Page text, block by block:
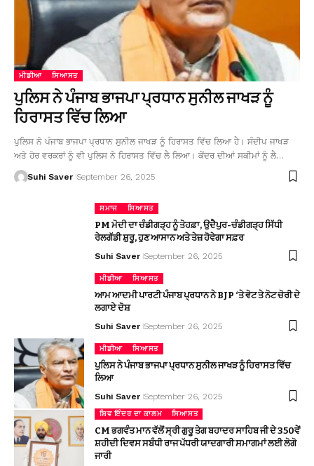
ਮੀਡੀਆ ਸਿਆਸਤ
ਪੁਲਿਸ ਨੇ ਪੰਜਾਬ ਭਾਜਪਾ ਪ੍ਰਧਾਨ ਸੁਨੀਲ ਜਾਖੜ ਨੂੰ
ਹਿਰਾਸਤ ਵਿੱਚ ਲਿਆ
ਪੁਲਿਸ ਨੇ ਪੰਜਾਬ ਭਾਜਪਾ ਪ੍ਰਧਾਨ ਸੁਨੀਲ ਜਾਖੜ ਨੂੰ ਹਿਰਾਸਤ ਵਿੱਚ ਲਿਆ ਹੈ। ਸੰਦੀਪ ਜਾਖੜ
ਅਤੇ ਹੋਰ ਵਰਕਰਾਂ ਨੂੰ ਵੀ ਪੁਲਿਸ ਨੇ ਹਿਰਾਸਤ ਵਿੱਚ ਲੈ ਲਿਆ। ਕੇਂਦਰ ਦੀਆਂ ਸਕੀਮਾਂ ਨੂੰ ਲੈ…
Suhi Saver September 26, 2025
ਸਮਾਜ ਸਿਆਸਤ
PM ਮੋਦੀ ਦਾ ਚੰਡੀਗੜ੍ਹ ਨੂੰ ਤੋਹਫ਼ਾ, ਉਦੈਪੁਰ-ਚੰਡੀਗੜ੍ਹ ਸਿੱਧੀ
ਰੇਲਗੱਡੀ ਸ਼ੁਰੂ, ਹੁਣ ਆਸਾਨ ਅਤੇ ਤੇਜ਼ ਹੋਵੇਗਾ ਸਫ਼ਰ
Suhi Saver September 26, 2025
ਮੀਡੀਆ ਸਿਆਸਤ
ਆਮ ਆਦਮੀ ਪਾਰਟੀ ਪੰਜਾਬ ਪ੍ਰਧਾਨ ਨੇ BJP ‘ਤੇ ਵੋਟ ਤੇ ਨੋਟ ਚੋਰੀ ਦੇ
ਲਗਾਏ ਦੋਸ਼
Suhi Saver September 26, 2025
ਮੀਡੀਆ ਸਿਆਸਤ
ਪੁਲਿਸ ਨੇ ਪੰਜਾਬ ਭਾਜਪਾ ਪ੍ਰਧਾਨ ਸੁਨੀਲ ਜਾਖੜ ਨੂੰ ਹਿਰਾਸਤ ਵਿੱਚ
ਲਿਆ
Suhi Saver September 26, 2025
ਸ਼ਿਵ ਇੰਦਰ ਦਾ ਕਾਲਮ ਸਿਆਸਤ
CM ਭਗਵੰਤ ਮਾਨ ਵੱਲੋਂ ਸ੍ਰੀ ਗੁਰੂ ਤੇਗ ਬਹਾਦਰ ਸਾਹਿਬ ਜੀ ਦੇ 350ਵੇਂ
ਸ਼ਹੀਦੀ ਦਿਵਸ ਸਬੰਧੀ ਰਾਜ ਪੱਧਰੀ ਯਾਦਗਾਰੀ ਸਮਾਗਮਾਂ ਲਈ ਲੋਗੋ
ਜਾਰੀ